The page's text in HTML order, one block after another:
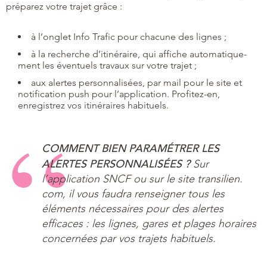
préparez votre trajet grâce :
à l’onglet Info Trafic pour chacune des lignes ;
à la recherche d’itinéraire, qui affiche automatique-
ment les éventuels travaux sur votre trajet ;
aux alertes personnalisées, par mail pour le site et
notification push pour l’application. Profitez-en,
enregistrez vos itinéraires habituels.
COMMENT BIEN PARAMÉTRER LES
ALERTES PERSONNALISÉES ?Sur
l’application SNCF ou sur le site transilien.
com, il vous faudra renseigner tous les
éléments nécessaires pour des alertes
efficaces : les lignes, gares et plages horaires
concernées par vos trajets habituels.